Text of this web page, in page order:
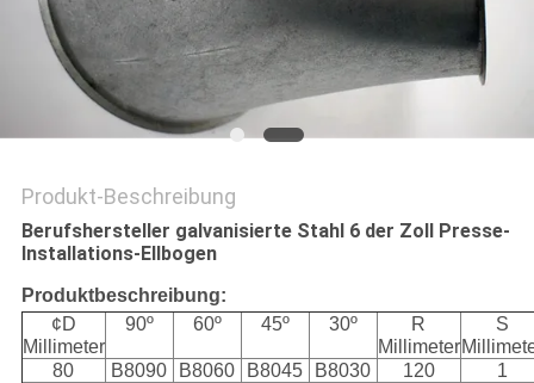
Produkt-Beschreibung
Berufshersteller galvanisierte Stahl 6 der Zoll Presse-
Installations-Ellbogen
Produktbeschreibung:
¢D
Millimeter
90º 60º 45º 30º
R
Millimeter
S
80
B8090 B8060 B8045 B8030 120
1